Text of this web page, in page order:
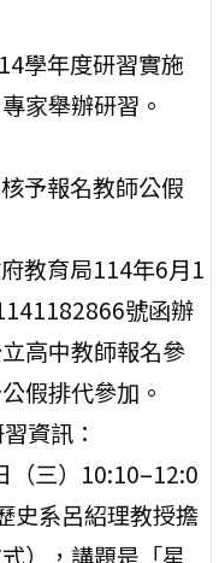
學年度研習實施
家舉辦研習。
予報名教師公假
教育局114年6月1
號函辦
高中教師報名參
假排代參加。
資訊：
（三）10:10–12:0
史系呂紹理教授擔
），講題是「星